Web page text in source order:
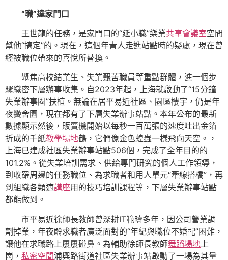
“職”達家門口
王世龍的任務，是家門口的“延小職”樂業共享會議室空間
幫他“搞定”的。現在，這個年青人走進站點時的疑慮，現在曾
經被職位帶來的喜悅所替換。
聚焦高校結業生、失業艱苦職員等重點群體，進一個步
驟織密下層辦事收集。自2023年起，上海就啟動了“15分鐘
失業辦事圈”扶植。無論在居平易近社區、園區樓宇，仍是年
夜黌舍園，現在都有了下層失業辦事站點。本年公布的最新
數據顯示然後，販賣機開始以每秒一百萬張的速度吐出金箔
折成的千紙教學場地鶴，它們像金色蝗蟲一樣飛向天空。，
上海已建成社區失業辦事站點506個，完成了全年目的的
101.2%。從失業培訓需求、供給專門研究的個人工作領導，
到收羅周邊的任務職位、為求職者和用人單元“牽線搭橋”，再
到組織各類適講座用的技巧培訓課程等，下層失業辦事站點
都能做到。
市平易近徐師長教師曾深耕IT範疇多年，因公司營業調
劑掉業，年夜齡求職者廣泛面對的“年紀與職位不婚配”困難，
讓他在求職路上屢屢碰鼻。為輔助徐師長教師舞蹈場地 上
崗， 私密空間浦興路街道社區失業辦事站啟動了一場為其量